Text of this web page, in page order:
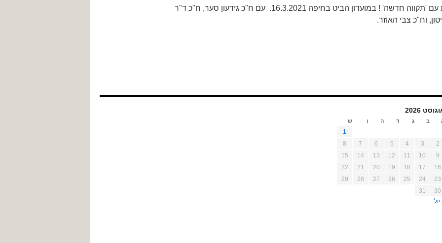
אסיפת בחירות עם 'תקווה חדשה' ! במועדון הביט בחיפה 16.3.2021. עם ח"כ גידעון סער, ח"כ ד"ר
וח"כ צבי האוזר.
2026
ב ג ד ה ו ש
1
2
3
4
5
6
7
8
9
10
11
12
13
14
15
16
17
18
19
20
21
22
23
24
25
26
27
28
29
30
31